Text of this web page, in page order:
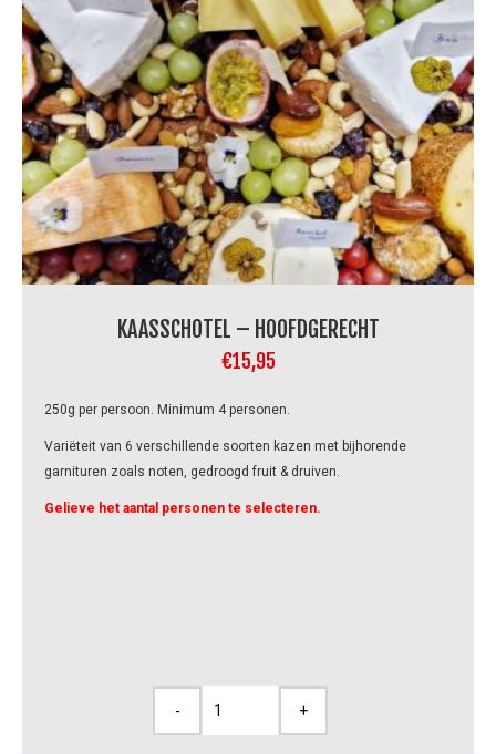
KAASSCHOTEL – HOOFDGERECHT
€15,95
250g per persoon. Minimum 4 personen.
Variëteit van 6 verschillende soorten kazen met bijhorende
garnituren zoals noten, gedroogd fruit & druiven.
Gelieve het aantal personen te selecteren.
Kaasschotel
- +